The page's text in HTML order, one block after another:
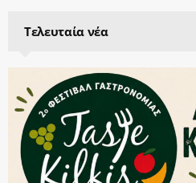
Τελευταία νέα